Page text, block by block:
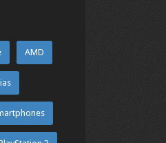
AMD